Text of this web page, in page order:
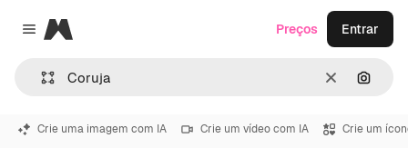
Close menu
Magnific
Limpar
Preços Entrar
Crie uma imagem com IA Crie um vídeo com IA Crie um